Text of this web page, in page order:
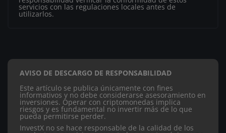
servicios con las regulaciones locales antes de
utilizarlos.
AVISO DE DESCARGO DE RESPONSABILIDAD
Este artículo se publica únicamente con fines
informativos y no debe considerarse asesoramiento en
inversiones. Operar con criptomonedas implica
riesgos y es fundamental no invertir más de lo que
pueda permitirse perder.
InvestX no se hace responsable de la calidad de los